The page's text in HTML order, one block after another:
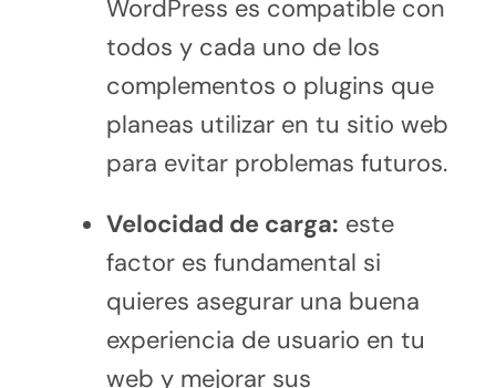
WordPress es compatible con
todos y cada uno de los
complementos o plugins que
planeas utilizar en tu sitio web
para evitar problemas futuros.
Velocidad de carga: este
factor es fundamental si
quieres asegurar una buena
experiencia de usuario en tu
web y mejorar sus